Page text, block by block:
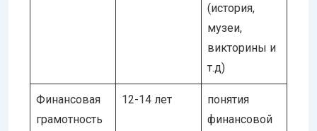
(история,
музеи,
викторины и
т.д)
Финансовая
грамотность
12-14 лет
понятия
финансовой